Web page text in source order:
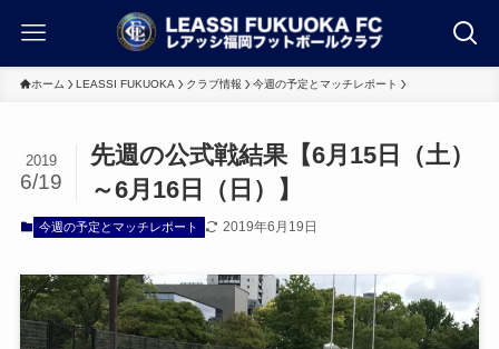
ホーム LEASSI FUKUOKA クラブ情報 今週の予定とマッチレポート
先週の公式戦結果【6月15日（土）
～6月16日（日）】
2019
6/19
今週の予定とマッチレポート 2019年6月19日